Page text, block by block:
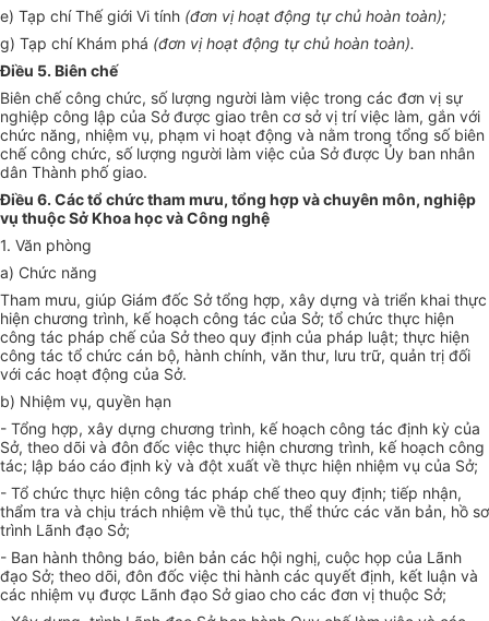
e) Tạp chí Thế giới Vi tính (đơn vị hoạt động tự chủ hoàn toàn);
g) Tạp chí Khám phá (đơn vị hoạt động tự chủ hoàn toàn).
Điều 5. Biên chế
Biên chế công chức, số lượng người làm việc trong các đơn vị sự
nghiệp công lập của Sở được giao trên cơ sở vị trí việc làm, gắn với
chức năng, nhiệm vụ, phạm vi hoạt động và nằm trong tổng số biên
chế công chức, số lượng người làm việc của Sở được Ủy ban nhân
dân Thành phố giao.
Điều 6. Các tổ chức tham mưu, tổng hợp và chuyên môn, nghiệp
vụ thuộc Sở Khoa học và Công nghệ
1. Văn phòng
a) Chức năng
Tham mưu, giúp Giám đốc Sở tổng hợp, xây dựng và triển khai thực
hiện chương trình, kế hoạch công tác của Sở; tổ chức thực hiện
công tác pháp chế của Sở theo quy định của pháp luật; thực hiện
công tác tổ chức cán bộ, hành chính, văn thư, lưu trữ, quản trị đối
với các hoạt động của Sở.
b) Nhiệm vụ, quyền hạn
- Tổng hợp, xây dựng chương trình, kế hoạch công tác định kỳ của
Sở, theo dõi và đôn đốc việc thực hiện chương trình, kế hoạch công
tác; lập báo cáo định kỳ và đột xuất về thực hiện nhiệm vụ của Sở;
- Tổ chức thực hiện công tác pháp chế theo quy định; tiếp nhận,
thẩm tra và chịu trách nhiệm về thủ tục, thể thức các văn bản, hồ sơ
trình Lãnh đạo Sở;
- Ban hành thông báo, biên bản các hội nghị, cuộc họp của Lãnh
đạo Sở; theo dõi, đôn đốc việc thi hành các quyết định, kết luận và
các nhiệm vụ được Lãnh đạo Sở giao cho các đơn vị thuộc Sở;